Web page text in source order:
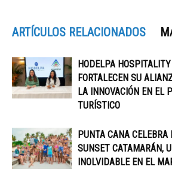
ARTÍCULOS RELACIONADOS
HODELPA
FORTALECEN SU
LA INNOVACIÓN EN EL
TURÍSTICO
PUNTA CANA CELEBRA
SUNSET CATAMARÁN,
INOLVIDABLE EN EL